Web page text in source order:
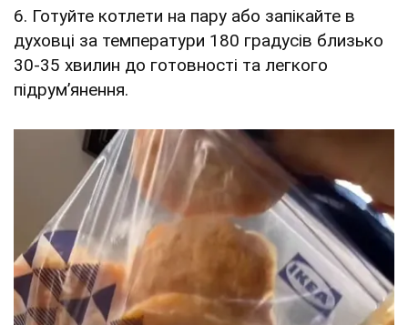
6. Готуйте котлети на пару або запікайте в
духовці за температури 180 градусів близько
30-35 хвилин до готовності та легкого
підрум’янення.